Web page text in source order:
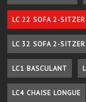
LC 22 SOFA 2-SITZER
LC 32 SOFA 2-SITZER
LC1 BASCULANT
LC4 CHAISE LONGUE